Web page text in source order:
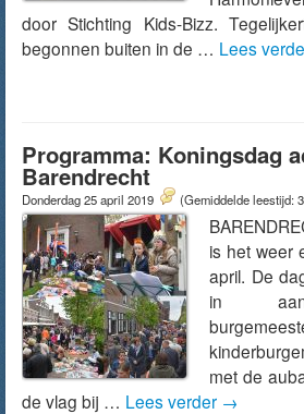
door Stichting Kids-Bizz.
begonnen buiten in de … Lees
Programma: Koningsdag
Barendrecht
Donderdag 25 april 2019 (Gemiddelde leestijd:
is het weer
april. De
in
met de
de vlag bij … Lees verder →